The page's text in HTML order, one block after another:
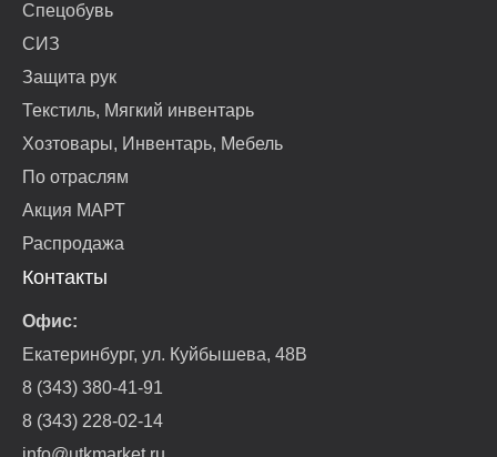
Спецобувь
СИЗ
Защита рук
Текстиль, Мягкий инвентарь
Хозтовары, Инвентарь, Мебель
По отраслям
Акция МАРТ
Распродажа
Контакты
Офис:
Екатеринбург, ул. Куйбышева, 48В
8 (343) 380-41-91
8 (343) 228-02-14